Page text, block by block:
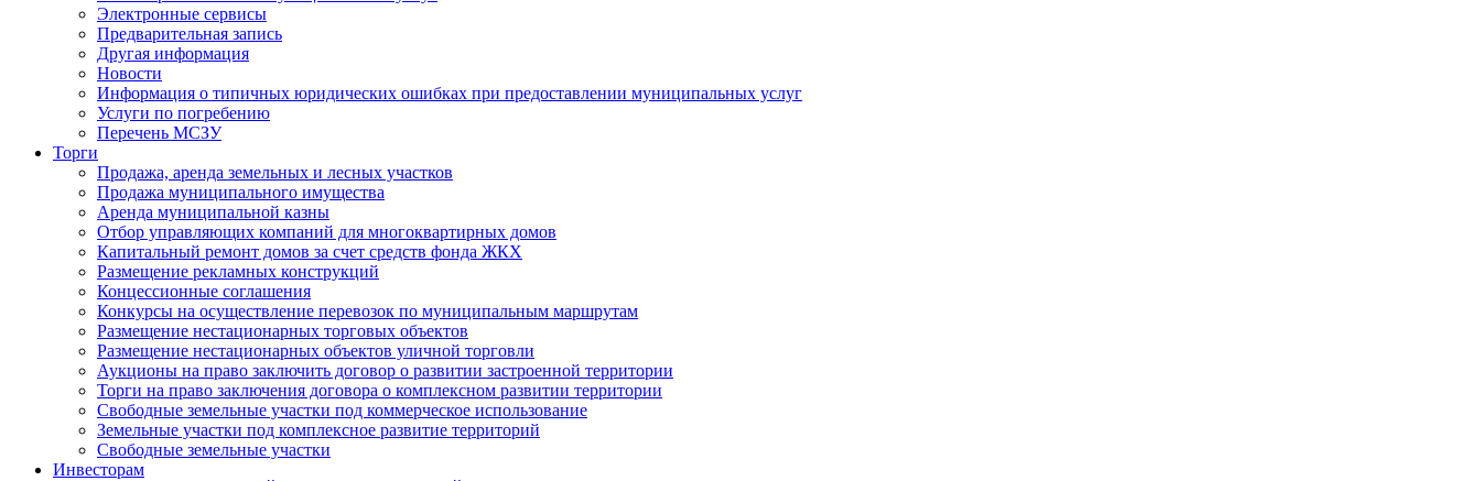
Электронные сервисы
Предварительная запись
Другая информация
Новости
Информация о типичных юридических ошибках при предоставлении муниципальных услуг
Услуги по погребению
Перечень МСЗУ
Торги
Продажа, аренда земельных и лесных участков
Продажа муниципального имущества
Аренда муниципальной казны
Отбор управляющих компаний для многоквартирных домов
Капитальный ремонт домов за счет средств фонда ЖКХ
Размещение рекламных конструкций
Концессионные соглашения
Конкурсы на осуществление перевозок по муниципальным маршрутам
Размещение нестационарных торговых объектов
Размещение нестационарных объектов уличной торговли
Аукционы на право заключить договор о развитии застроенной территории
Торги на право заключения договора о комплексном развитии территории
Свободные земельные участки под коммерческое использование
Земельные участки под комплексное развитие территорий
Свободные земельные участки
Инвесторам